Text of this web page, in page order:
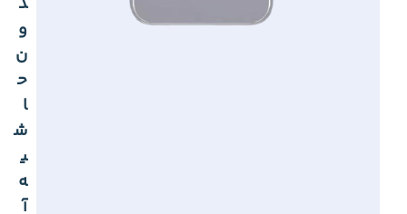
و
ن
ح
ا
ش
ی
ه
آ